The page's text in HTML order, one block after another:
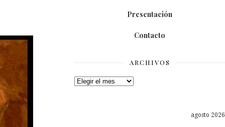
Presentación
Contacto
ARCHIVOS
Archivos
agosto 2026